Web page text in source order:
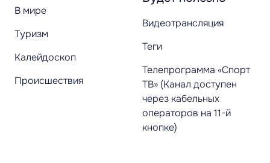
В мире
Туризм
Калейдоскоп
Происшествия
Видеотрансляция
Теги
Телепрограмма «Спорт
ТВ» (Канал доступен
через кабельных
операторов на 11-й
кнопке)